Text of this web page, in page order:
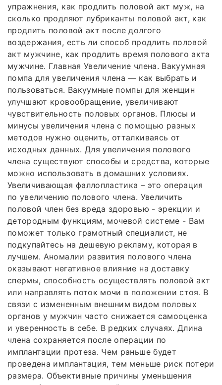
упражнения, как продлить половой акт муж, на
сколько продляют лубриканты половой акт, как
продлить половой акт после долгого
воздержания, есть ли способ продлить половой
акт мужчине, как продлить время полового акта
мужчине. Главная Увеличение члена. Вакуумная
помпа для увеличения члена — как выбрать и
пользоваться. Вакуумные помпы для женщин
улучшают кровообращение, увеличивают
чувствительность половых органов. Плюсы и
минусы увеличения члена с помощью разных
методов нужно оценить, отталкиваясь от
исходных данных. Для увеличения полового
члена существуют способы и средства, которые
можно использовать в домашних условиях.
Увеличивающая фаллопластика – это операция
по увеличению полового члена. Увеличить
половой член без вреда здоровью - эрекции и
детородным функциям, мочевой системе - Вам
поможет только грамотный специалист, не
подкупайтесь на дешевую рекламу, которая в
лучшем. Аномалии развития полового члена
оказывают негативное влияние на доставку
спермы, способность осуществлять половой акт
или направлять поток мочи в положении стоя. В
связи с измененным внешним видом половых
органов у мужчин часто снижается самооценка
и уверенность в себе. В редких случаях. Длина
члена сохраняется после операции по
имплантации протеза. Чем раньше будет
проведена имплантация, тем меньше риск потери
размера. Объективные причины уменьшения